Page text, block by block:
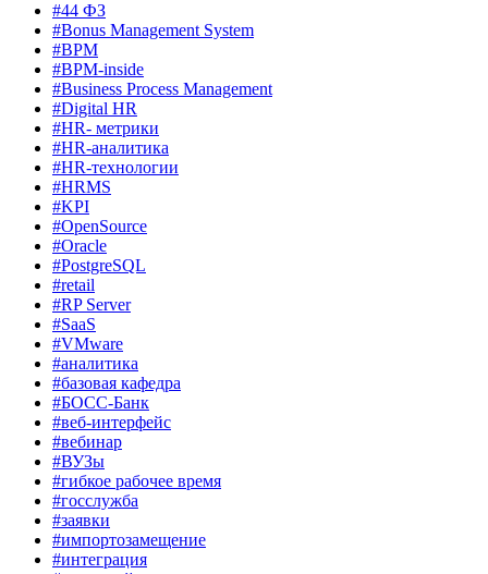
#44 ФЗ
#Bonus Management System
#BPM
#BPM-inside
#Business Process Management
#Digital HR
#HR- метрики
#HR-аналитика
#HR-технологии
#HRMS
#KPI
#OpenSource
#Oracle
#PostgreSQL
#retail
#RP Server
#SaaS
#VMware
#аналитика
#базовая кафедра
#БОСС-Банк
#веб-интерфейс
#вебинар
#ВУЗы
#гибкое рабочее время
#госслужба
#заявки
#импортозамещение
#интеграция